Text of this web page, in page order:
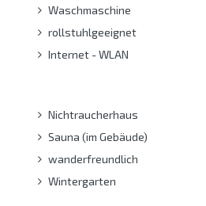
Waschmaschine
rollstuhlgeeignet
Internet - WLAN
Nichtraucherhaus
Sauna (im Gebäude)
wanderfreundlich
Wintergarten